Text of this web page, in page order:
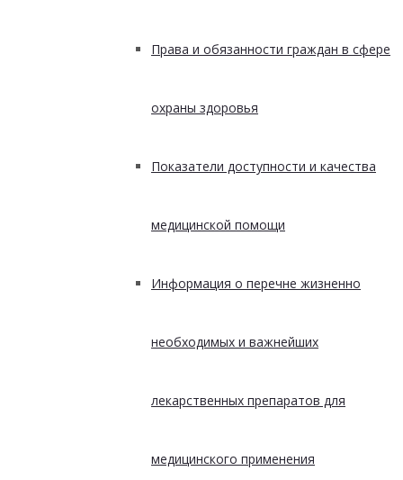
Права и обязанности граждан в сфере
охраны здоровья
Показатели доступности и качества
медицинской помощи
Информация о перечне жизненно
необходимых и важнейших
лекарственных препаратов для
медицинского применения